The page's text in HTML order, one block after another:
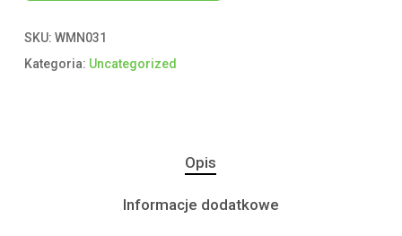
SKU: WMN031
Kategoria: Uncategorized
Opis
Informacje dodatkowe